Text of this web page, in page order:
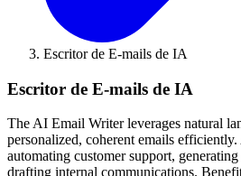
Escritor de E-mails de IA
Escritor de E-mails de IA
The AI Email Writer leverages natural
personalized, coherent emails
automating customer support,
drafting internal communications.